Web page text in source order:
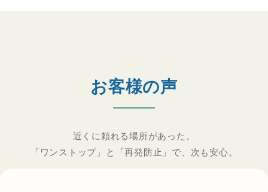
お客様の声
近くに頼れる場所があった。
「ワンストップ」と「再発防止」で、次も安心。